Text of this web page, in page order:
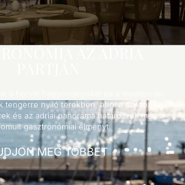
tengerre nyíló terekben, ahol a szezonális
és az adriai panoráma határozzák meg a
gasztronómiai élményt.
MEG TÖBBET